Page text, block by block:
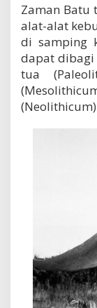
Zaman Batu
alat-alat
di samping
dapat dibagi
tua